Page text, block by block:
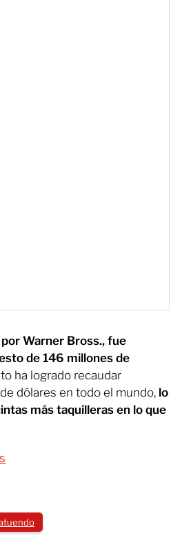
Warner Bross., fue
de 146 millones de
ha logrado recaudar
dólares en todo el mundo, lo
más taquilleras en lo que